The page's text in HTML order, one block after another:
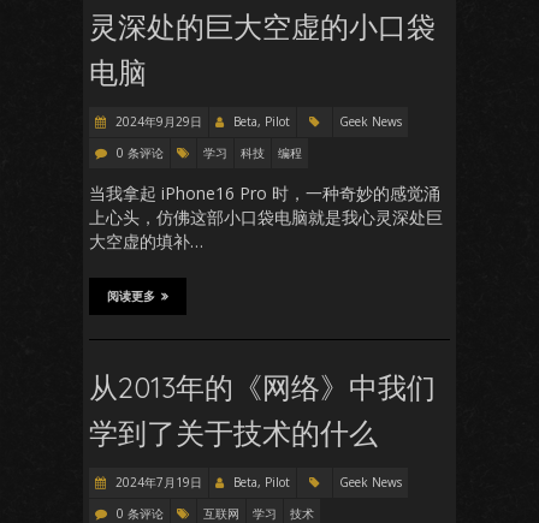
灵深处的巨大空虚的小口袋
电脑
2024年9月29日 Beta, Pilot
Geek News
0 条评论
学习 科技 编程
当我拿起 iPhone16 Pro 时，一种奇妙的感觉涌
上心头，仿佛这部小口袋电脑就是我心灵深处巨
大空虚的填补…
阅读更多
从2013年的《网络》中我们
学到了关于技术的什么
2024年7月19日 Beta, Pilot
Geek News
0 条评论
互联网 学习 技术